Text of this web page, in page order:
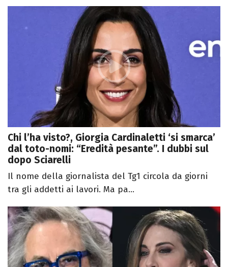
Chi l’ha visto?, Giorgia Cardinaletti ‘si smarca’
dal toto-nomi: “Eredità pesante”. I dubbi sul
dopo Sciarelli
Il nome della giornalista del Tg1 circola da giorni
tra gli addetti ai lavori. Ma pa...